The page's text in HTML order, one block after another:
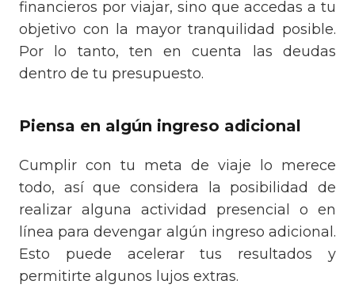
financieros por viajar, sino que accedas a tu
objetivo con la mayor tranquilidad posible.
Por lo tanto, ten en cuenta las deudas
dentro de tu presupuesto.
Piensa en algún ingreso adicional
Cumplir con tu meta de viaje lo merece
todo, así que considera la posibilidad de
realizar alguna actividad presencial o en
línea para devengar algún ingreso adicional.
Esto puede acelerar tus resultados y
permitirte algunos lujos extras.